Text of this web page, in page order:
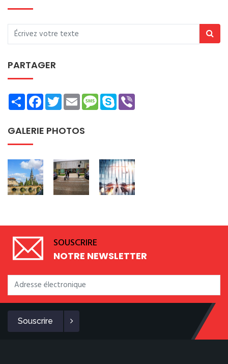
PARTAGER
ShareFacebookTwitterEmailMessage
Skype
GALERIE PHOTOS
SOUSCRIRE
NOTRE NEWSLETTER
Souscrire